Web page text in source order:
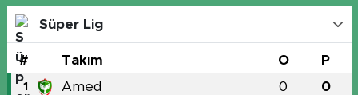
Süper Lig
# Takım O P
1 Amed 0 0